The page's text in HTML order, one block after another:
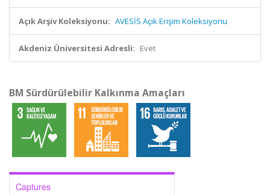
Açık Arşiv Koleksiyonu: AVESİS Açık Erişim Koleksiyonu
Akdeniz Üniversitesi Adresli: Evet
BM Sürdürülebilir Kalkınma Amaçları
Captures